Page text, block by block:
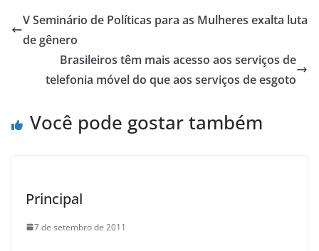
e
b
o
o
s
p
p
er e
V Seminário de Políticas para as Mulheres exalta luta
de gênero
Brasileiros têm mais acesso aos serviços de
telefonia móvel do que aos serviços de esgoto
Você pode gostar também
Principal
7 de setembro de 2011